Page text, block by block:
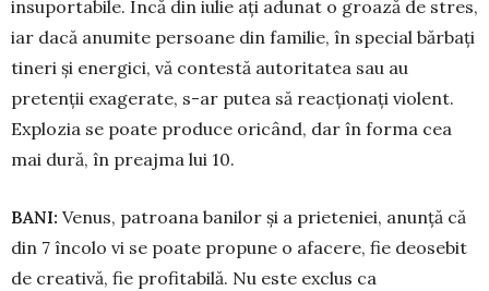
insuportabile. Încă din iulie ați adunat o groază de stres,
iar dacă anumite persoane din familie, în spe­cial bărbați
tineri și energici, vă contestă autori­tatea sau au
pretenții exagerate, s-ar putea să reac­ționați violent.
Explozia se poate produce oricând, dar în forma cea
mai dură, în preajma lui 10.
BANI: Venus, patroana banilor și a prieteniei, anunță că
din 7 încolo vi se poate pro­pu­ne o afacere, fie deosebit
de creativă, fie profitabilă. Nu este exclus ca